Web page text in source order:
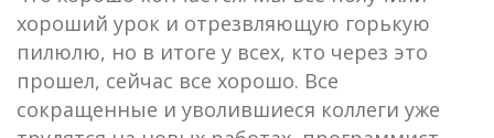
хороший урок и отрезвляющую горькую
пилюлю, но в итоге у всех, кто через это
прошел, сейчас все хорошо. Все
сокращенные и уволившиеся коллеги уже